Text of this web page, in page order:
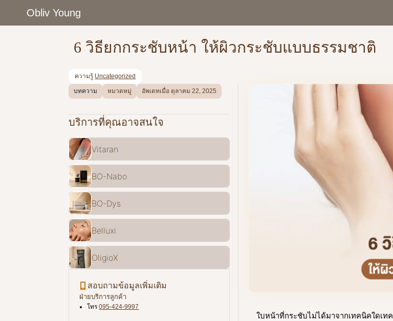
Obliv Young
6 วิธียกกระชับหน้า ให้ผิวกระชับแบบธรรมชาติ
ความรู้ Uncategorized
บทความ หมวดหมู่ อัพเดทเมื่อ ตุลาคม 22, 2025
บริการที่คุณอาจสนใจ
Vitaran
BO-Nabo
BO-Dys
Belluxi
OligioX
สอบถามข้อมูลเพิ่มเติม
ฝ่ายบริการลูกค้า
โทร095-424-9997
ใบหน้าที่กระชับไม่ได้มาจากเทคนิคใดเท